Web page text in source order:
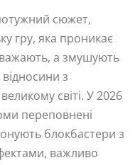
сюжет,
гру, яка проникає
а змушують
з
світі. У 2026
переповнені
блокбастери з
важливо